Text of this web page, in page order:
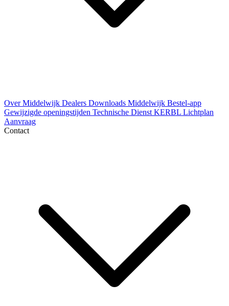
Over Middelwijk Dealers Downloads Middelwijk Bestel-app
Gewijzigde openingstijden Technische Dienst KERBL Lichtplan
Aanvraag
Contact